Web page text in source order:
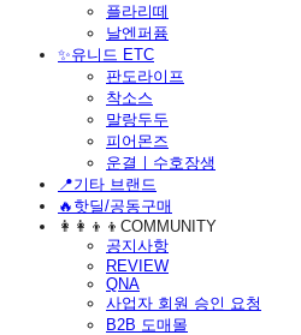
플라리떼
날엔퍼퓸
​✨유니드 ETC
판도라이프
착소스
말랑두두
피어몬즈
운결ㅣ수호장생
📍기타 브랜드
🔥핫딜/공동구매
👩‍👩‍👦‍👦COMMUNITY
공지사항
REVIEW
QNA
사업자 회원 승인 요청
B2B 도매몰